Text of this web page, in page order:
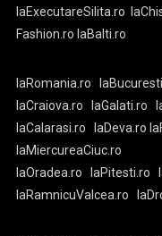
laExecutareSilita.ro
Fashion.ro laBalti.ro
laRomania.ro
laCraiova.ro
laGalati.ro
laCalarasi.ro
laDeva.ro
laMiercureaCiuc.ro
laOradea.ro
laPitesti.ro
laRamnicuValcea.ro